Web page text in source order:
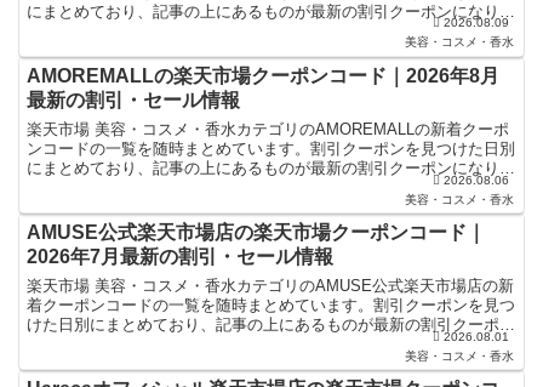
にまとめており、記事の上にあるものが最新の割引クーポンになりま
2026.08.09
美容・コスメ・香水
AMOREMALLの楽天市場クーポンコード｜2026年8月
最新の割引・セール情報
楽天市場 美容・コスメ・香水カテゴリのAMOREMALLの新着クーポ
ンコードの一覧を随時まとめています。割引クーポンを見つけた日別
にまとめており、記事の上にあるものが最新の割引クーポンになりま
2026.08.06
美容・コスメ・香水
AMUSE公式楽天市場店の楽天市場クーポンコード｜
2026年7月最新の割引・セール情報
楽天市場 美容・コスメ・香水カテゴリのAMUSE公式楽天市場店の新
着クーポンコードの一覧を随時まとめています。割引クーポンを見つ
けた日別にまとめており、記事の上にあるものが最新の割引クーポン
になります。楽天スーパーセールやお買い物マラソンな... 2026.08.01
美容・コスメ・香水